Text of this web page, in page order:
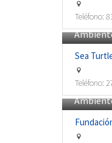
Teléfono:
Sea
Teléfono: